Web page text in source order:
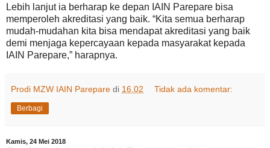
Lebih lanjut ia berharap ke depan IAIN Parepare bisa
memperoleh akreditasi yang baik. “Kita semua berharap
mudah-mudahan kita bisa mendapat akreditasi yang baik
demi menjaga kepercayaan kepada masyarakat kepada
IAIN Parepare,” harapnya.
Prodi MZW IAIN Parepare di 16.02 Tidak ada komentar:
Berbagi
Kamis, 24 Mei 2018